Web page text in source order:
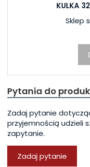
KULKA
Sklep
Pytania do
Zadaj pytanie
przyjemnością udzieli
zapytanie.
Zadaj pytanie